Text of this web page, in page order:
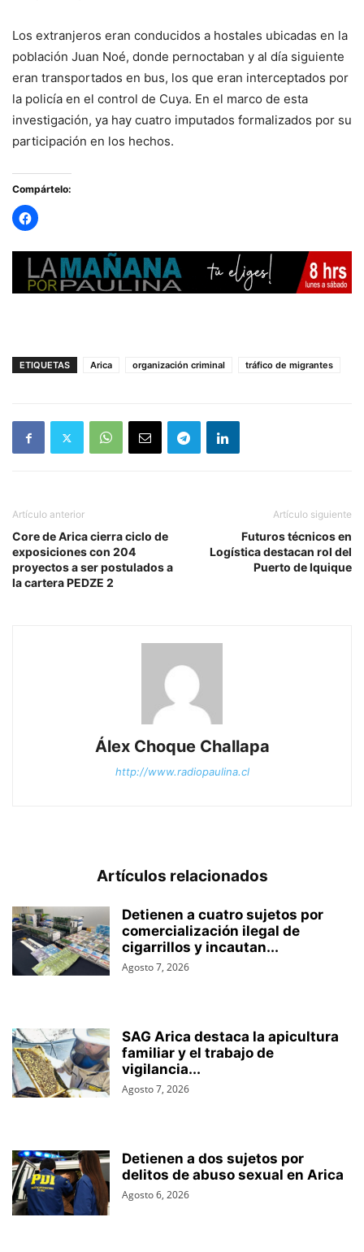
Los extranjeros eran conducidos a hostales ubicadas en la
población Juan Noé, donde pernoctaban y al día siguiente
eran transportados en bus, los que eran interceptados por
la policía en el control de Cuya. En el marco de esta
investigación, ya hay cuatro imputados formalizados por su
participación en los hechos.
Compártelo:
ETIQUETAS Arica organización criminal tráfico de migrantes
Artículo anterior
Core de Arica cierra ciclo de
exposiciones con 204
proyectos a ser postulados a
la cartera PEDZE 2
Artículo siguiente
Futuros técnicos en
Logística destacan rol del
Puerto de Iquique
Álex Choque Challapa
http://www.radiopaulina.cl
Artículos relacionados
Detienen a cuatro sujetos por
comercialización ilegal de
cigarrillos y incautan...
Agosto 7, 2026
SAG Arica destaca la apicultura
familiar y el trabajo de
vigilancia...
Agosto 7, 2026
Detienen a dos sujetos por
delitos de abuso sexual en Arica
Agosto 6, 2026